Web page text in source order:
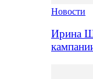
Новости
Ирина